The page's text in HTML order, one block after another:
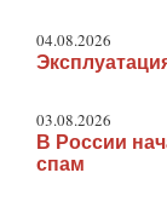
04.08.2026
03.08.2026
В России
спам